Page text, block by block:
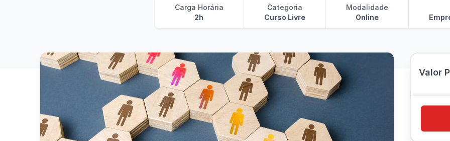
Carga Horária
2h
Categoria
Curso Livre
Modalidade
Online
Valor